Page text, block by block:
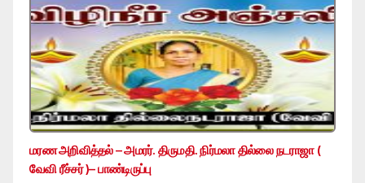
மரண அறிவித்தல் – அமரர். திருமதி. நிர்மலா தில்லை நடராஜா (
வேவி ரீச்சர் )– பாண்டிருப்பு